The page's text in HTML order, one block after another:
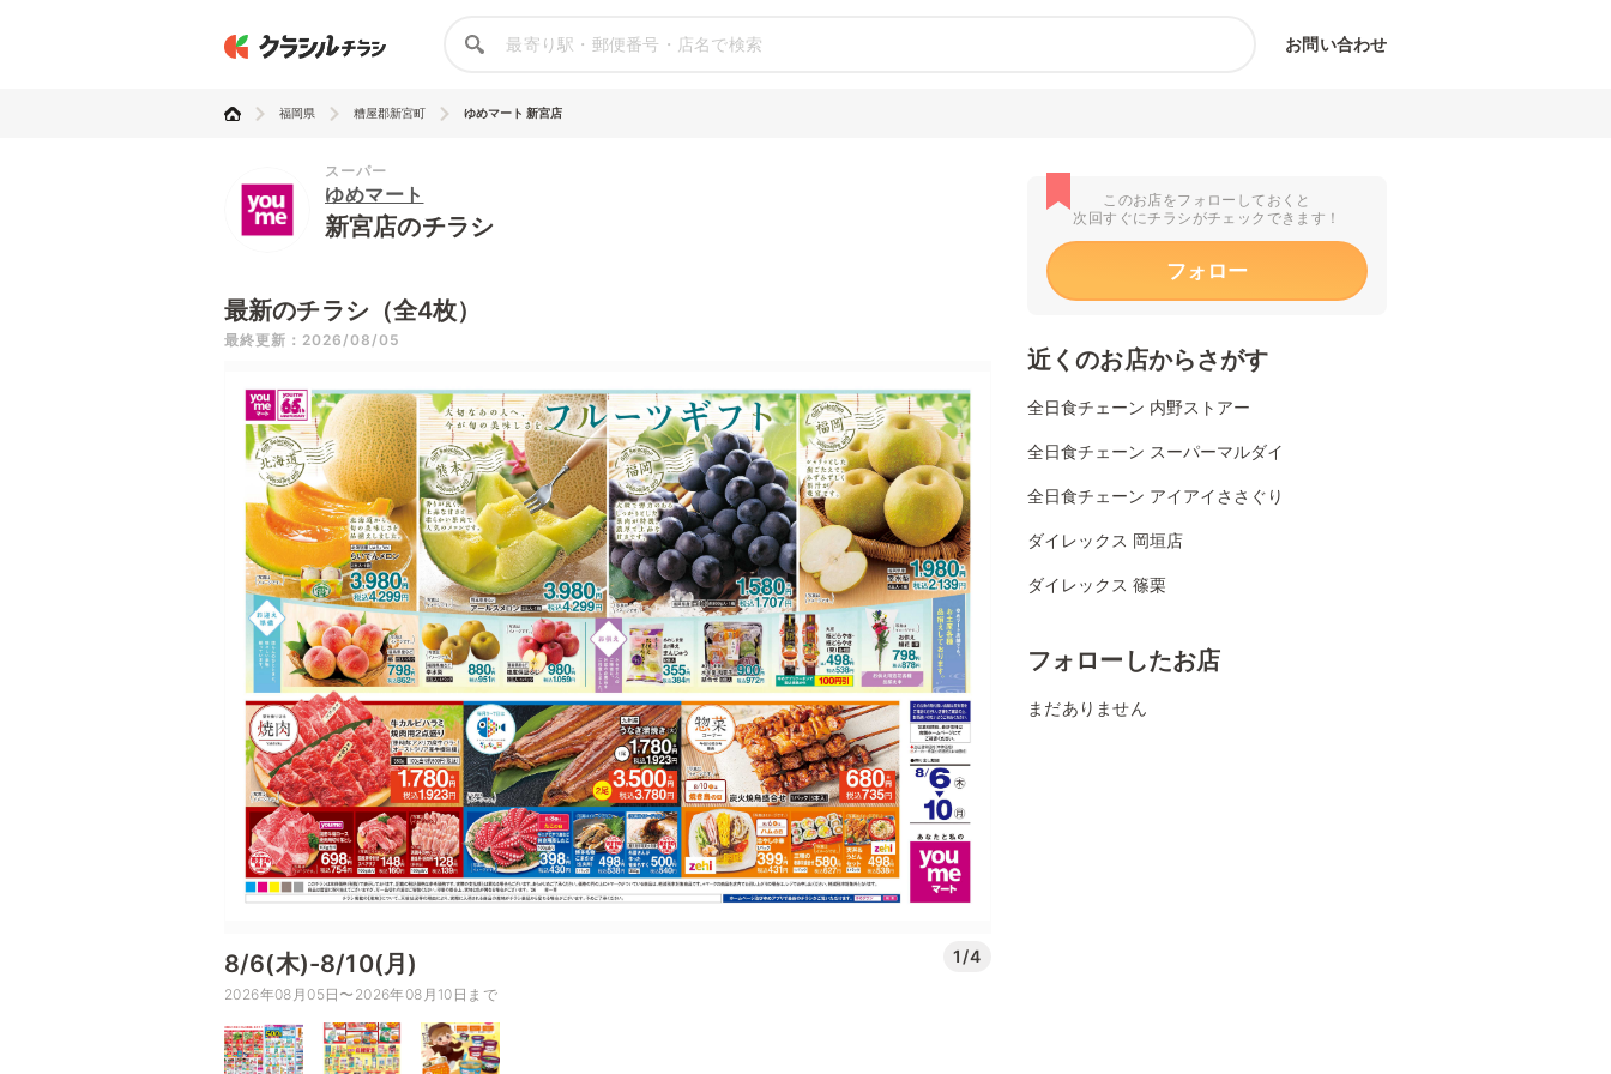
お問い合わせ
福岡県 糟屋郡新宮町 ゆめマート 新宮店
スーパー
ゆめマート
新宮店のチラシ
最新のチラシ（全4枚）
最終更新：2026/08/05
8/6(木)-8/10(月) 1/4
2026年08月05日〜2026年08月10日まで
このお店をフォローしておくと
次回すぐにチラシがチェックできます！
フォロー
近くのお店からさがす
全日食チェーン 内野ストアー
全日食チェーン スーパーマルダイ
全日食チェーン アイアイささぐり
ダイレックス 岡垣店
ダイレックス 篠栗
フォローしたお店
まだありません